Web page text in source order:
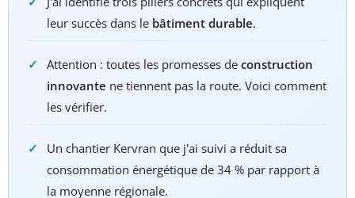
leur succès dans le bâtiment durable.
Attention : toutes les promesses de construction
innovante ne tiennent pas la route. Voici comment
les vérifier.
Un chantier Kervran que j'ai suivi a réduit sa
consommation énergétique de 34 % par rapport à
la moyenne régionale.